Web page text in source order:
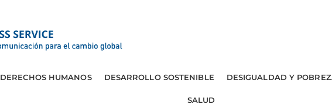
DERECHOS HUMANOS DESARROLLO SOSTENIBLE DESIGUALDAD Y
SALUD